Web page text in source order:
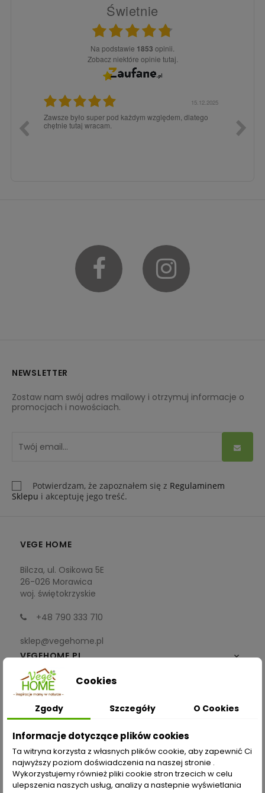
Świetnie
Na podstawie 1853 opinii.
Zobacz niektóre opinie tutaj.
15.12.2025
Zawsze było super pod każdym względem, dlatego
chętnie tutaj wracam.
Facebook
NEWSLETTER
Zostaw nam swój adres mailowy i otrzymuj informacje o
promocjach i nowościach.
Potwierdzam, że zapoznałem się z Regulaminem
Sklepu i akceptuję jego treść.
VEGE HOME
Bilcza, ul. Osikowa 5E
26-026 Morawica
woj. świętokrzyskie
+48 790 333 710
sklep@vegehome.pl
VEGEHOME.PL

INFORMACJE
ZAKUPY
Moje konto
Opcje dostawy
Cookies
Zgody Szczegóły O Cookies
Informacje dotyczące plików cookies
Ta witryna korzysta z własnych plików cookie, aby zapewnić Ci
najwyższy poziom doświadczenia na naszej stronie .
Wykorzystujemy również pliki cookie stron trzecich w celu
ulepszenia naszych usług, analizy a nastepnie wyświetlania